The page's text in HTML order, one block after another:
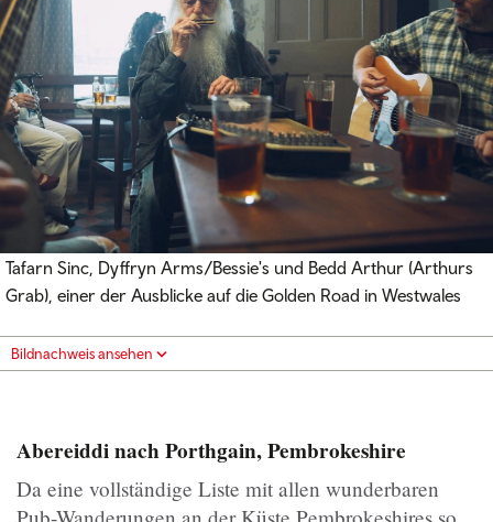
Tafarn Sinc, Dyffryn Arms/Bessie's und Bedd Arthur (Arthurs
Grab), einer der Ausblicke auf die Golden Road in Westwales
Bildnachweis ansehen
Abereiddi nach Porthgain, Pembrokeshire
Da eine vollständige Liste mit allen wunderbaren